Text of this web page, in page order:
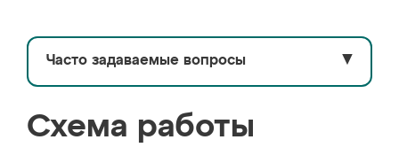
Часто задаваемые вопросы ▼
Схема работы